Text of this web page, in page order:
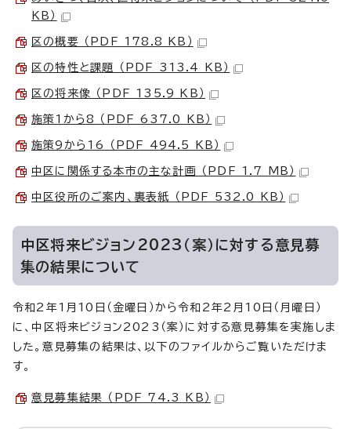
KB）
区の概要 （PDF 178.8 KB）
区の特性と課題 （PDF 313.4 KB）
区の将来像 （PDF 135.9 KB）
施策1から8 （PDF 637.0 KB）
施策9から16 （PDF 494.5 KB）
中区に関係する本市の主な計画 （PDF 1.7 MB）
中区役所のご案内、裏表紙 （PDF 532.0 KB）
中区将来ビジョン2023（案）に対する意見募
集の結果について
令和2年1月10日（金曜日）から令和2年2月10日（月曜日）
に、中区将来ビジョン2023（案）に対する意見募集を実施しま
した。意見募集の結果は、以下のファイルからご覧いただけま
す。
意見募集結果 （PDF 74.3 KB）